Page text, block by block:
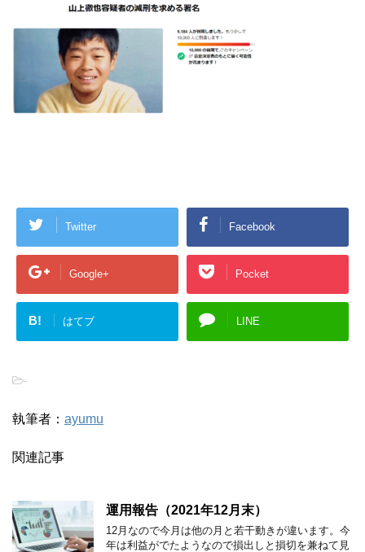
Twitter Facebook
Google+ Pocket
B! はてブ LINE
-
執筆者： ayumu
関連記事
運用報告（2021年12月末）
12月なので今月は他の月と若干動きが違います。今
年は利益がでたようなので損出しと損切を兼ねて見